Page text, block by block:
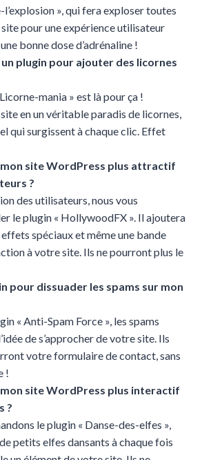
», qui fera exploser toutes
pour une expérience utilisateur
bonne dose d’adrénaline !
un plugin pour ajouter des licornes
mania » est là pour ça !
en un véritable paradis de licornes,
qui surgissent à chaque clic. Effet
site WordPress plus attractif
?
des utilisateurs, nous vous
le plugin « HollywoodFX ». Il ajoutera
spéciaux et même une bande
à votre site. Ils ne pourront plus le
pour dissuader les spams sur mon
« Anti-Spam Force », les spams
de s’approcher de votre site. Ils
votre formulaire de contact, sans
!
site WordPress plus interactif
?
le plugin « Danse-des-elfes »,
petits elfes dansants à chaque fois